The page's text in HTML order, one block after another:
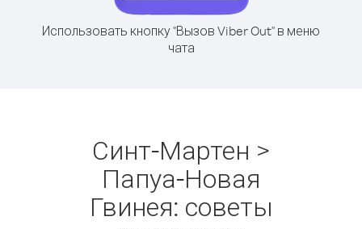
Использовать кнопку "Вызов Viber Out" в меню
чата
Синт-Мартен >
Папуа-Новая
Гвинея: советы